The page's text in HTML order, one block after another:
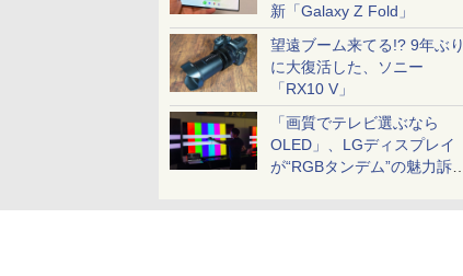
新「Galaxy Z Fold」
望遠ブーム来てる!? 9年ぶり
に大復活した、ソニー
「RX10 V」
「画質でテレビ選ぶなら
OLED」、LGディスプレイ
が“RGBタンデム”の魅力訴